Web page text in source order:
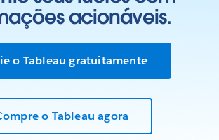
acionáveis.
o Tableau gratuitamente
o Tableau agora